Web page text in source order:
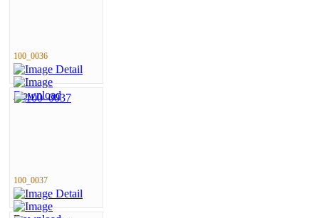
100_0036
100_0037